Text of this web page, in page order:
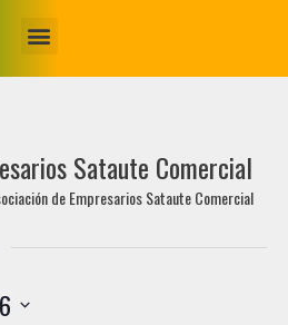
Sataute Comercial
de Empresarios Sataute Comercial